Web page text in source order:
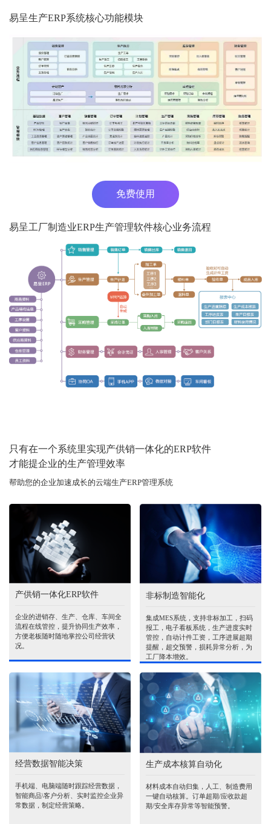
易呈生产ERP系统核心功能模块
免费使用
易呈工厂制造业ERP生产管理软件核心业务流程
只有在一个系统里实现产供销一体化的ERP软件
才能提企业的生产管理效率
帮助您的企业加速成长的云端生产ERP管理系统
产供销一体化ERP软件
企业的进销存、生产、仓库、车间全
流程在线管控，提升协同生产效率，
方便老板随时随地掌控公司经营状
况。
非标制造智能化
集成MES系统，支持非标加工，扫码
报工，电子看板系统，生产进度实时
管控，自动计件工资，工序进展超期
提醒，超交预警，损耗异常分析，为
工厂降本增效。
经营数据智能决策
手机端、电脑端随时跟踪经营数据，
智能商品\客户分析、实时监控企业异
常数据，制定经营策略。
生产成本核算自动化
材料成本自动归集，人工、制造费用
一键自动核算。订单超期/应收款超
期/安全库存异常等智能预警。